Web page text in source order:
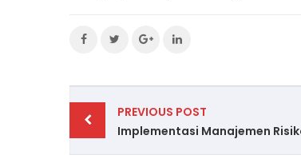
Post
navigation
PREVIOUS POST